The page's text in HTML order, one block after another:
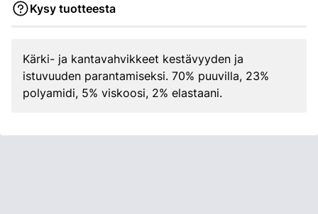
Kysy tuotteesta
Kärki- ja kantavahvikkeet kestävyyden ja
istuvuuden parantamiseksi. 70% puuvilla, 23%
polyamidi, 5% viskoosi, 2% elastaani.